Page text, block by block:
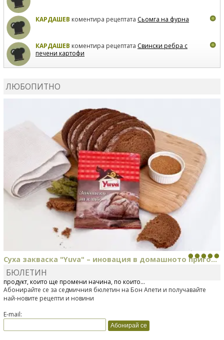
КАРДАШЕВ коментира рецептата Сьомга на фурна
КАРДАШЕВ коментира рецептата Свински ребра с
печени картофи
ЛЮБОПИТНО
Суха закваска "Yuva" – иновация в домашното приго...
Отскоро Лесафр България стартира предлагането на изцяло нов
продукт, който ще промени начина, по който...
БЮЛЕТИН
Абонирайте се за седмичния бюлетин на Бон Апети и получавайте
най-новите рецепти и новини
E-mail: